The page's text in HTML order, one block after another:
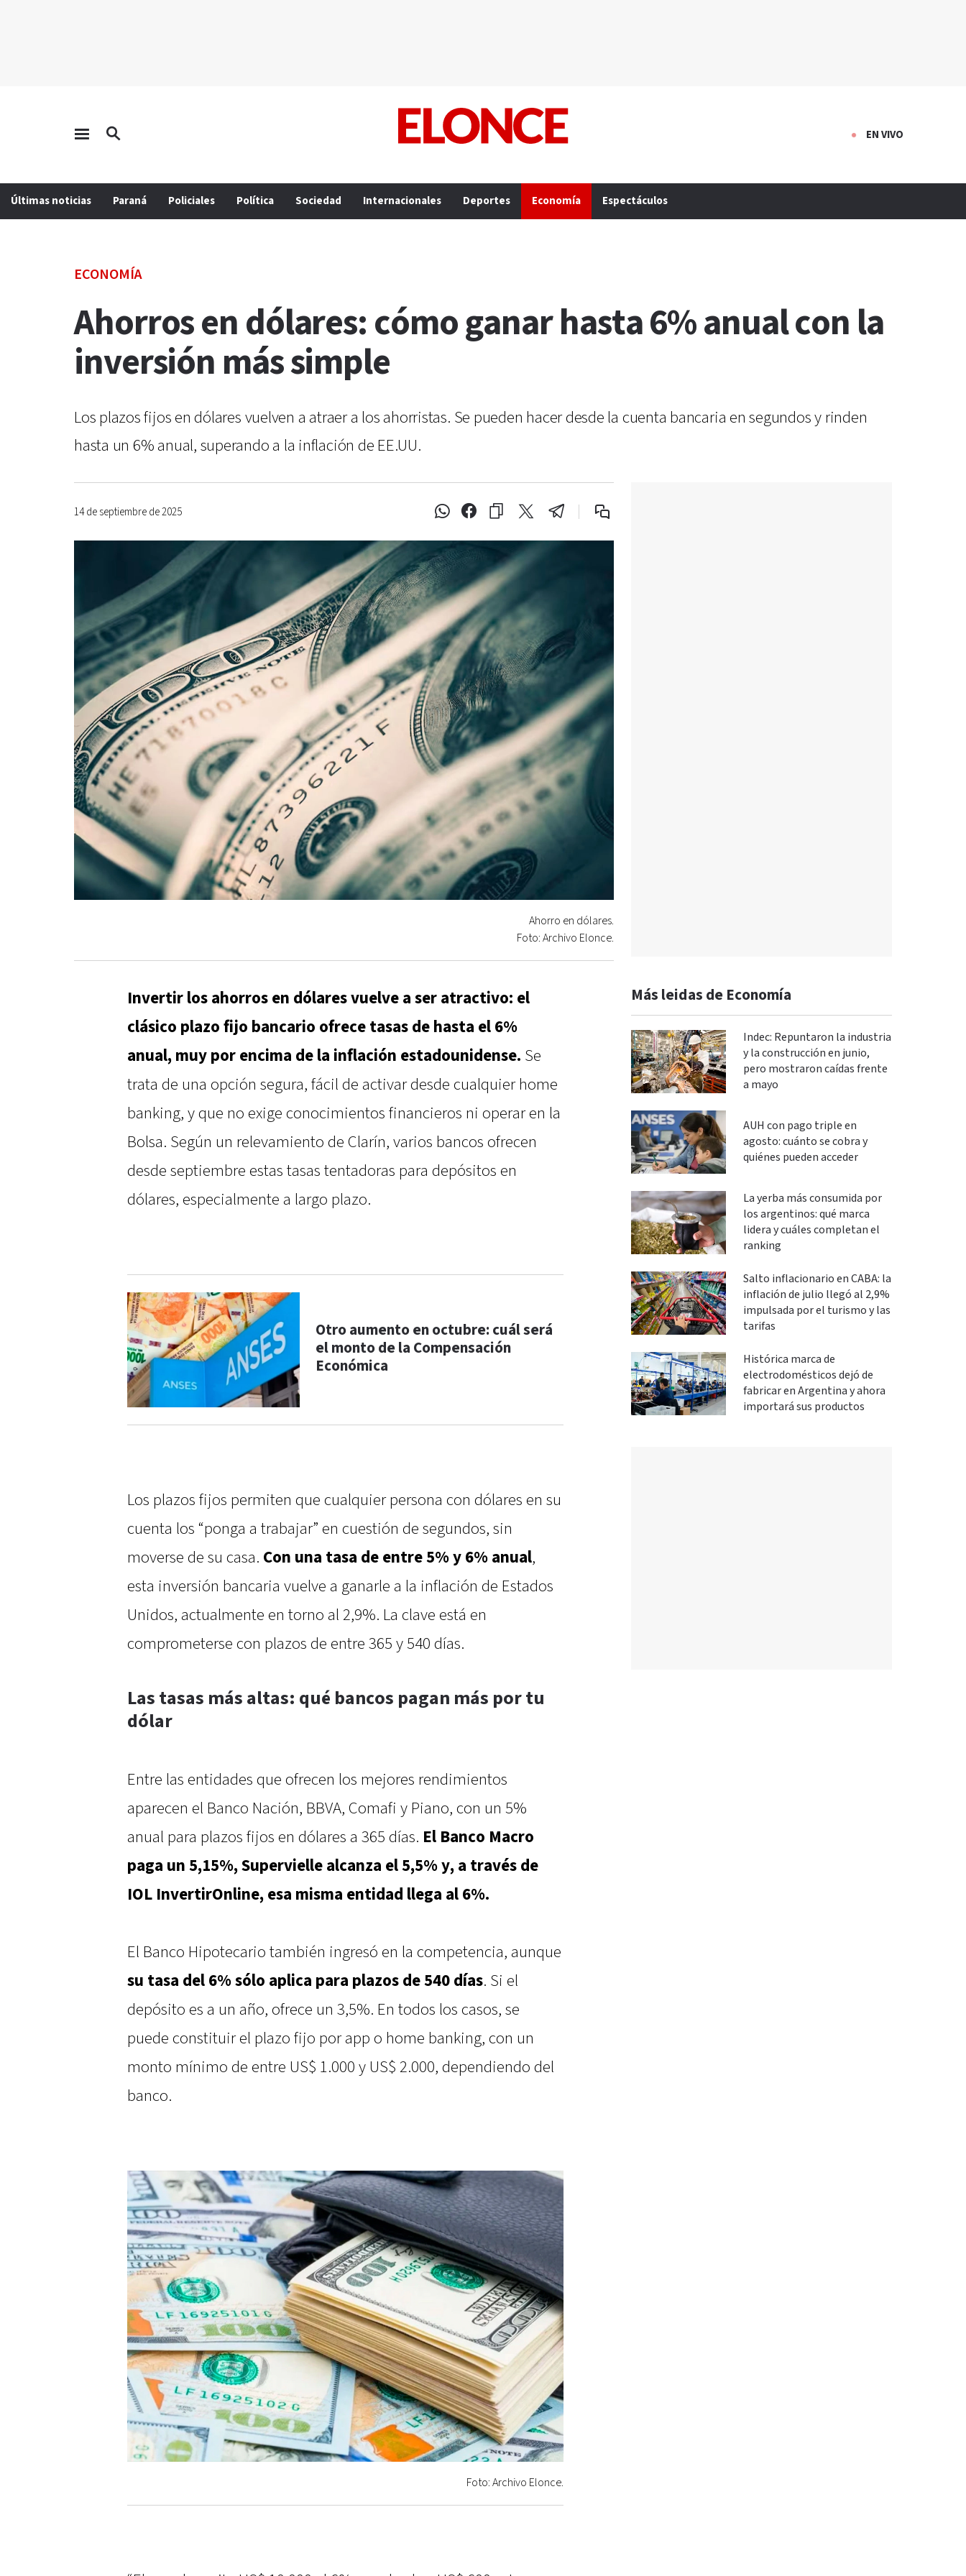
EN VIVO
Últimas noticias Paraná Policiales Política Sociedad Internacionales Deportes Economía Espectáculos
ECONOMÍA
Ahorros en dólares: cómo ganar hasta 6% anual con la
inversión más simple
Los plazos fijos en dólares vuelven a atraer a los ahorristas. Se pueden hacer desde la cuenta bancaria en segundos y rinden
hasta un 6% anual, superando a la inflación de EE.UU.
14 de septiembre de 2025
Ahorro en dólares.
Foto: Archivo Elonce.
Invertir los ahorros en dólares vuelve a ser atractivo: el
clásico plazo fijo bancario ofrece tasas de hasta el 6%
anual, muy por encima de la inflación estadounidense. Se
trata de una opción segura, fácil de activar desde cualquier home
banking, y que no exige conocimientos financieros ni operar en la
Bolsa. Según un relevamiento de Clarín, varios bancos ofrecen
desde septiembre estas tasas tentadoras para depósitos en
dólares, especialmente a largo plazo.
Otro aumento en octubre: cuál será
el monto de la Compensación
Económica
Los plazos fijos permiten que cualquier persona con dólares en su
cuenta los “ponga a trabajar” en cuestión de segundos, sin
moverse de su casa. Con una tasa de entre 5% y 6% anual,
esta inversión bancaria vuelve a ganarle a la inflación de Estados
Unidos, actualmente en torno al 2,9%. La clave está en
comprometerse con plazos de entre 365 y 540 días.
Las tasas más altas: qué bancos pagan más por tu
dólar
Entre las entidades que ofrecen los mejores rendimientos
aparecen el Banco Nación, BBVA, Comafi y Piano, con un 5%
anual para plazos fijos en dólares a 365 días. El Banco Macro
paga un 5,15%, Supervielle alcanza el 5,5% y, a través de
IOL InvertirOnline, esa misma entidad llega al 6%.
El Banco Hipotecario también ingresó en la competencia, aunque
su tasa del 6% sólo aplica para plazos de 540 días. Si el
depósito es a un año, ofrece un 3,5%. En todos los casos, se
puede constituir el plazo fijo por app o home banking, con un
monto mínimo de entre US$ 1.000 y US$ 2.000, dependiendo del
banco.
Foto: Archivo Elonce.
Más leidas de Economía
Indec: Repuntaron la industria
y la construcción en junio,
pero mostraron caídas frente
a mayo
AUH con pago triple en
agosto: cuánto se cobra y
quiénes pueden acceder
La yerba más consumida por
los argentinos: qué marca
lidera y cuáles completan el
ranking
Salto inflacionario en CABA: la
inflación de julio llegó al 2,9%
impulsada por el turismo y las
tarifas
Histórica marca de
electrodomésticos dejó de
fabricar en Argentina y ahora
importará sus productos